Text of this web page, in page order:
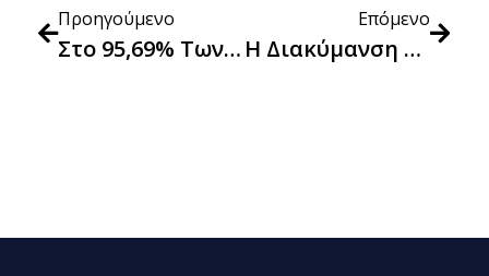
Προηγούμενο
Στο 95,69% Των Προϊόντων Που Περιλαμβάνονται Στο “Kαλάθι Του Νοικοκυριού” Οι Τιμές Μειώνονται Ή Διατηρούνται Σταθερές 28η Εβδομάδα
Επόμενο
Η Διακύμανση Των Τιμών Στα Προϊόντα Του “Καλαθιού Του Νοικοκυριού” Κατά Την 31η Εβδομάδα Εφαρμογής Του (31/5/2023-6/6/2023)